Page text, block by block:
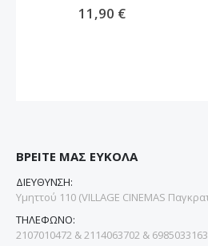
11,90 €
ΒΡΕΙΤΕ ΜΑΣ ΕΥΚΟΛΑ
ΔΙΕΥΘΥΝΣΗ:
Υμηττού 110 (VILLAGE CINEMAS
ΤΗΛΕΦΩΝΟ:
2107010472 & 2114063702 & 6985033163